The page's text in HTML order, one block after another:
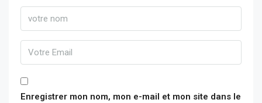
Enregistrer mon nom, mon e-mail et mon site dans le